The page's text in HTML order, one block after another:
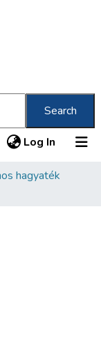
Search
Log In (current)
hagyaték